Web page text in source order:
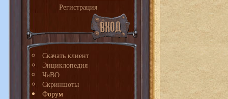
Регистрация
Скачать клиент
Энциклопедия
ЧаВО
Скриншоты
Форум